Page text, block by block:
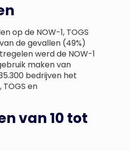
op de NOW-1, TOGS
de gevallen (49%)
werd de NOW-1
maken van
bedrijven het
en
van 10 tot